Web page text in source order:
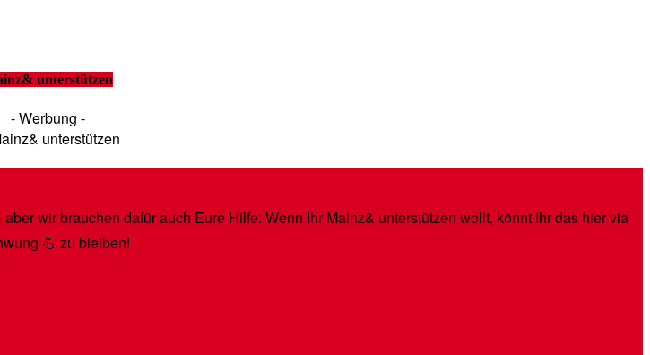
unterstützen
- Werbung -
wir brauchen dafür auch Eure Hilfe: Wenn Ihr Mainz& unterstützen wollt, könnt Ihr das hier via
💪 zu bleiben!